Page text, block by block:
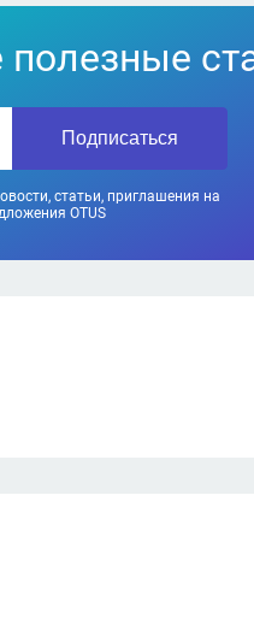
Подписаться
статьи, приглашения на
OTUS